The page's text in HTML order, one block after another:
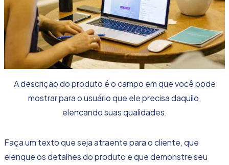
A descrição do produto é o campo em que você pode
mostrar para o usuário que ele precisa daquilo,
elencando suas qualidades.
Faça um texto que seja atraente para o cliente, que
elenque os detalhes do produto e que demonstre seu